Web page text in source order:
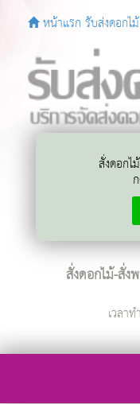
หน้าแรก รับส่งดอกไ
สั่งดอกไ
สั่งดอกไม้-สั่ง
เวลา